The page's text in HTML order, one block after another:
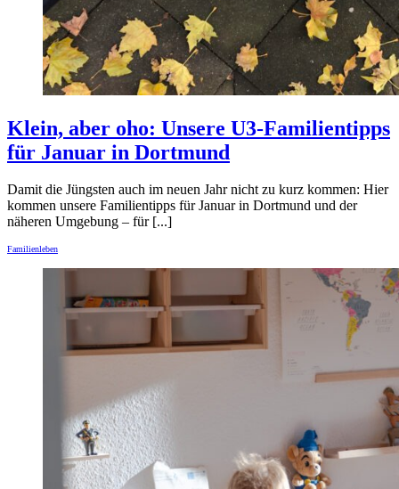
Klein, aber oho: Unsere U3-Familientipps
für Januar in Dortmund
Damit die Jüngsten auch im neuen Jahr nicht zu kurz kommen: Hier
kommen unsere Familientipps für Januar in Dortmund und der
näheren Umgebung – für [...]
Familienleben